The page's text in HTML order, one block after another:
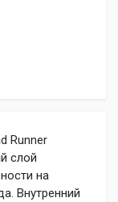
Runner
слой
на
Внутренний